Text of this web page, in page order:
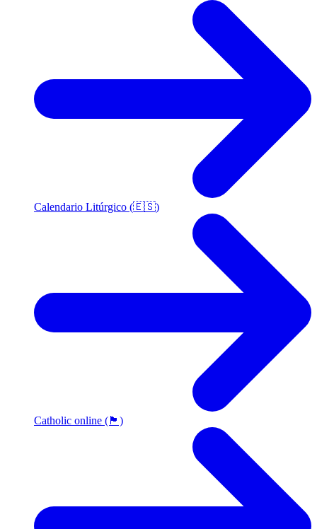
Calendario Litúrgico (🇪🇸)
Catholic online (🏴󠁧󠁢󠁥󠁮󠁧󠁿)